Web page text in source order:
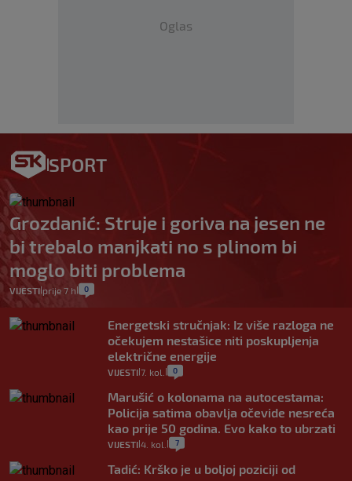
Oglas
SPORT
Grozdanić: Struje i goriva na jesen ne
bi trebalo manjkati no s plinom bi
moglo biti problema
VIJESTI prije 7 h 0
Energetski stručnjak: Iz više razloga ne
očekujem nestašice niti poskupljenja
električne energije
VIJESTI 7. kol. 0
Marušić o kolonama na autocestama:
Policija satima obavlja očevide nesreća
kao prije 50 godina. Evo kako to ubrzati
VIJESTI 4. kol. 7
Tadić: Krško je u boljoj poziciji od